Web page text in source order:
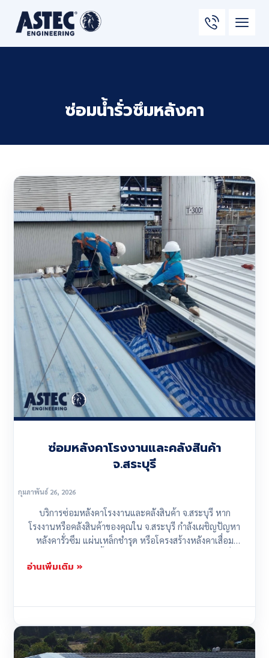
ซ่อมน้ำรั่วซึมหลังคา
ซ่อมหลังคาโรงงานและคลังสินค้า
จ.สระบุรี
กุมภาพันธ์ 26, 2026
บริการซ่อมหลังคาโรงงานและคลังสินค้า จ.สระบุรี หาก
โรงงานหรือคลังสินค้าของคุณใน จ.สระบุรี กำลังเผชิญปัญหา
หลังคารั่วซึม แผ่นเหล็กชำรุด หรือโครงสร้างหลังคาเสื่อม
ความเสียหายต่อทรัพย์สิน สินค้า เครื่องจักร และที่สำคัญที่สุด
อ่านเพิ่มเติม »